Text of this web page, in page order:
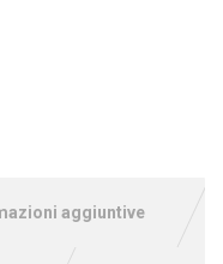
aggiuntive